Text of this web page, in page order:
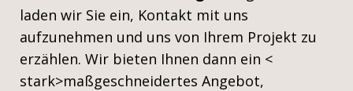
laden wir Sie ein, Kontakt mit uns
aufzunehmen und uns von Ihrem Projekt zu
erzählen. Wir bieten Ihnen dann ein <
stark>maßgeschneidertes Angebot,